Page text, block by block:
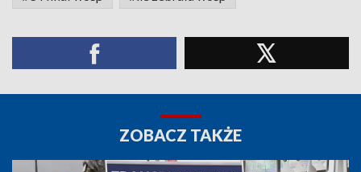
ZOBACZ TAKŻE